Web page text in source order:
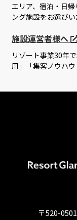
エリア、宿泊・日
ング施設をお選び
施設運営者様へ
リゾート事業30年
用」「集客ノウハ
〒520-